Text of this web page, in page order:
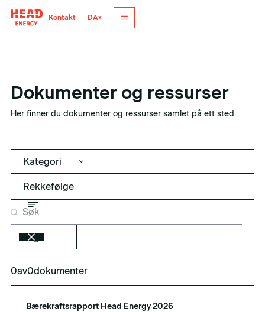
Kontakt DA
Dokumenter og ressurser
Her finner du dokumenter og ressurser samlet på ett sted.
Kategori
Tag
0av0dokumenter
Bærekraftsrapport Head Energy 2026